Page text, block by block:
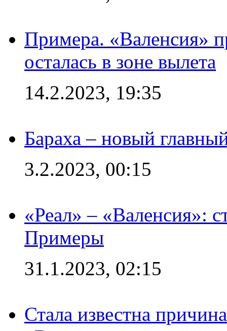
Примера. «Валенсия»
осталась в зоне вылета
14.2.2023, 19:35
Бараха – новый
3.2.2023, 00:15
«Реал» – «Валенсия»:
Примеры
31.1.2023, 02:15
Стала известна